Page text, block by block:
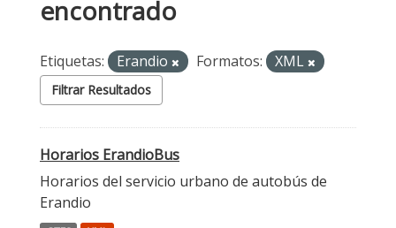
encontrado
Etiquetas: Erandio Formatos: XML
Filtrar Resultados
Horarios ErandioBus
Horarios del servicio urbano de autobús de
Erandio